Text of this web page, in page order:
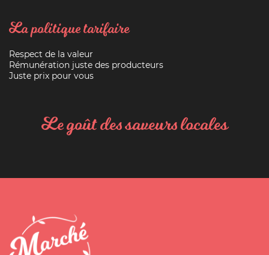
La politique tarifaire
Respect de la valeur
Rémunération juste des producteurs
Juste prix pour vous
Le goût des saveurs locales